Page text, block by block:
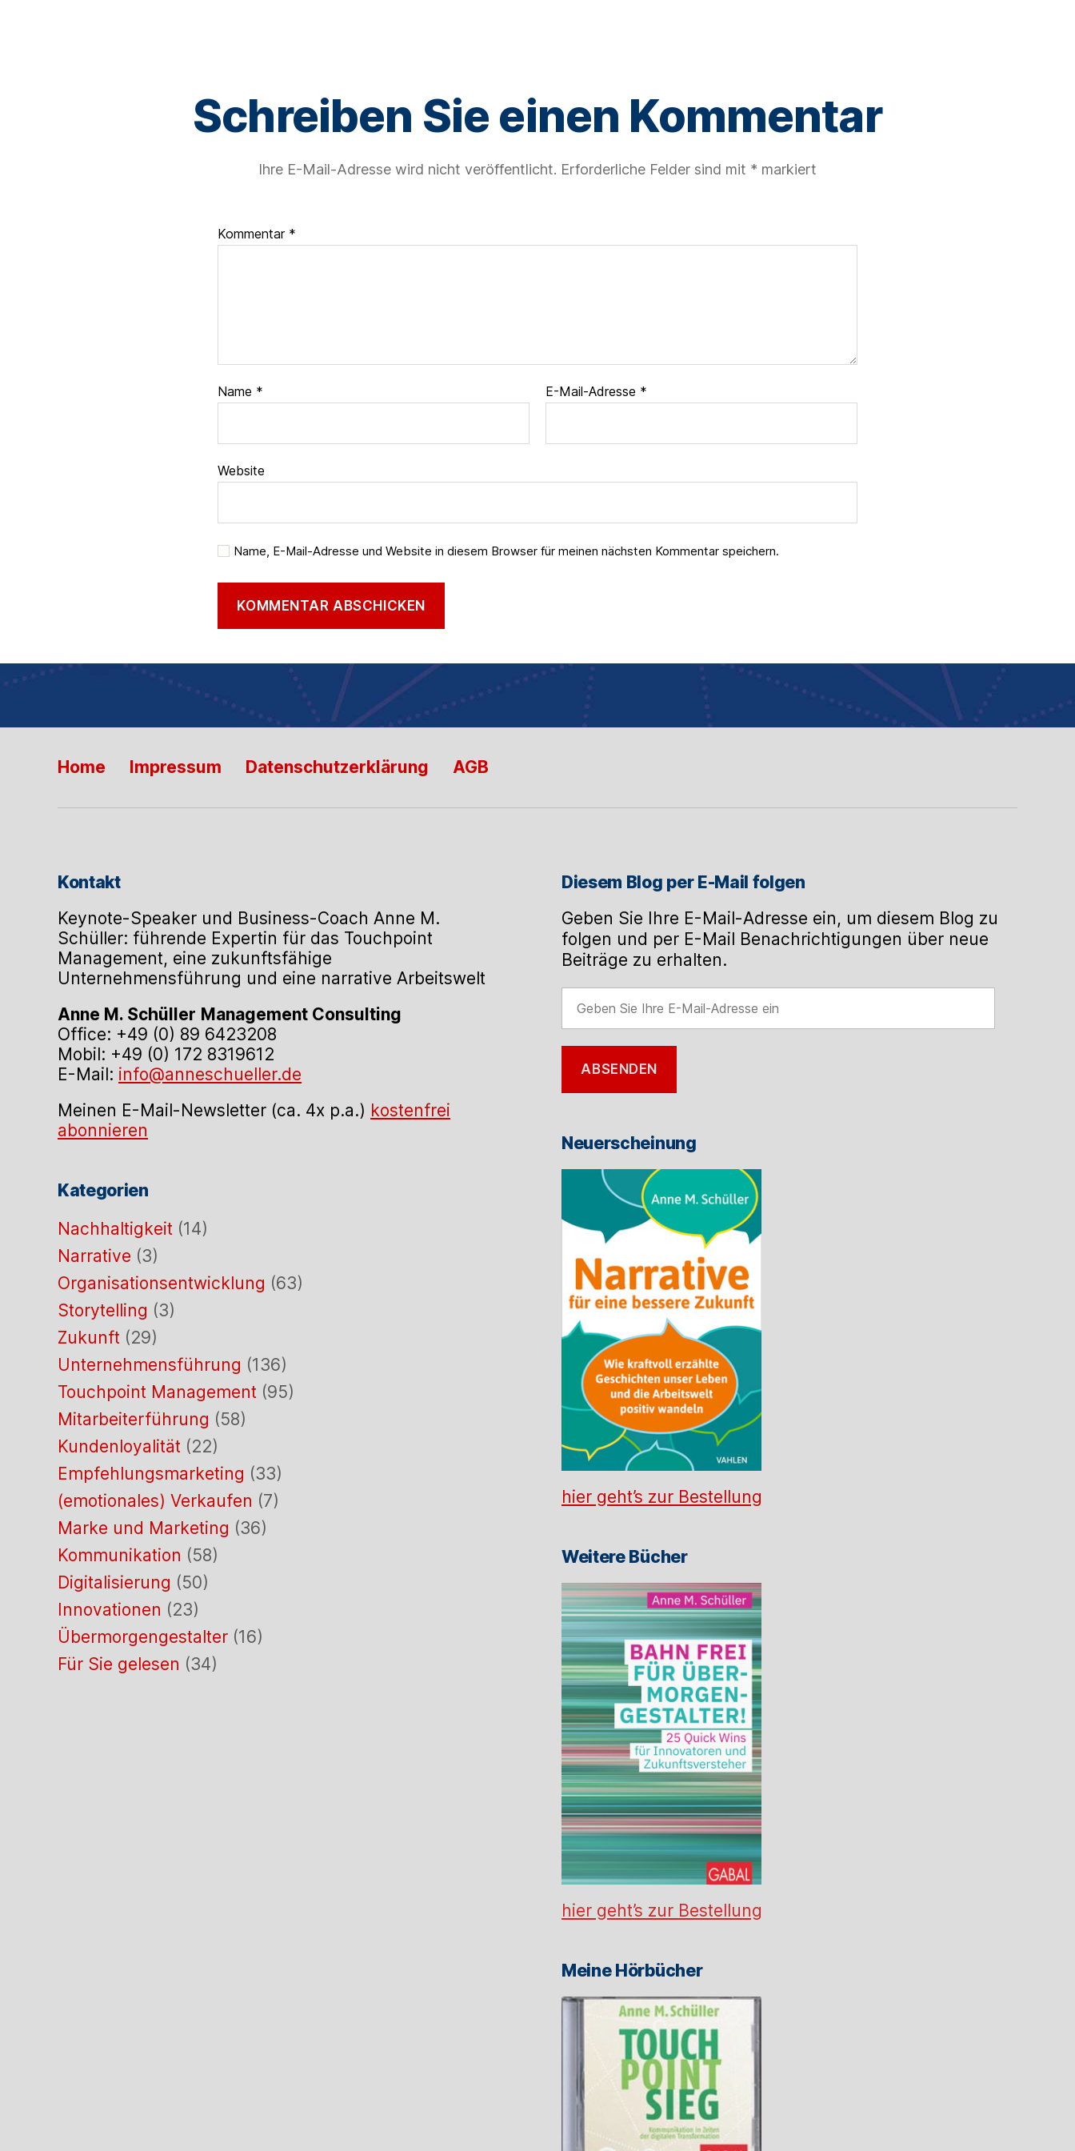
Schreiben Sie einen Kommentar
Ihre E-Mail-Adresse wird nicht veröffentlicht. Erforderliche Felder sind mit * markiert
Kommentar *
Name * E-Mail-Adresse *
Website
Name, E-Mail-Adresse und Website in diesem Browser für meinen nächsten Kommentar speichern.
Home Impressum Datenschutzerklärung AGB
Kontakt
Keynote-Speaker und Business-Coach Anne M.
Schüller: führende Expertin für das Touchpoint
Management, eine zukunftsfähige
Unternehmensführung und eine narrative Arbeitswelt
Anne M. Schüller Management Consulting
Office: +49 (0) 89 6423208
Mobil: +49 (0) 172 8319612
E-Mail: info@anneschueller.de
Meinen E-Mail-Newsletter (ca. 4x p.a.) kostenfrei
abonnieren
Kategorien
Nachhaltigkeit (14)
Narrative (3)
Organisationsentwicklung (63)
Storytelling (3)
Zukunft (29)
Unternehmensführung (136)
Touchpoint Management (95)
Mitarbeiterführung (58)
Kundenloyalität (22)
Empfehlungsmarketing (33)
(emotionales) Verkaufen (7)
Marke und Marketing (36)
Kommunikation (58)
Digitalisierung (50)
Innovationen (23)
Übermorgengestalter (16)
Für Sie gelesen (34)
Diesem Blog per E-Mail folgen
Geben Sie Ihre E-Mail-Adresse ein, um diesem Blog zu
folgen und per E-Mail Benachrichtigungen über neue
Beiträge zu erhalten.
ABSENDEN
Neuerscheinung
hier geht’s zur Bestellung
Weitere Bücher
hier geht’s zur Bestellung
Meine Hörbücher